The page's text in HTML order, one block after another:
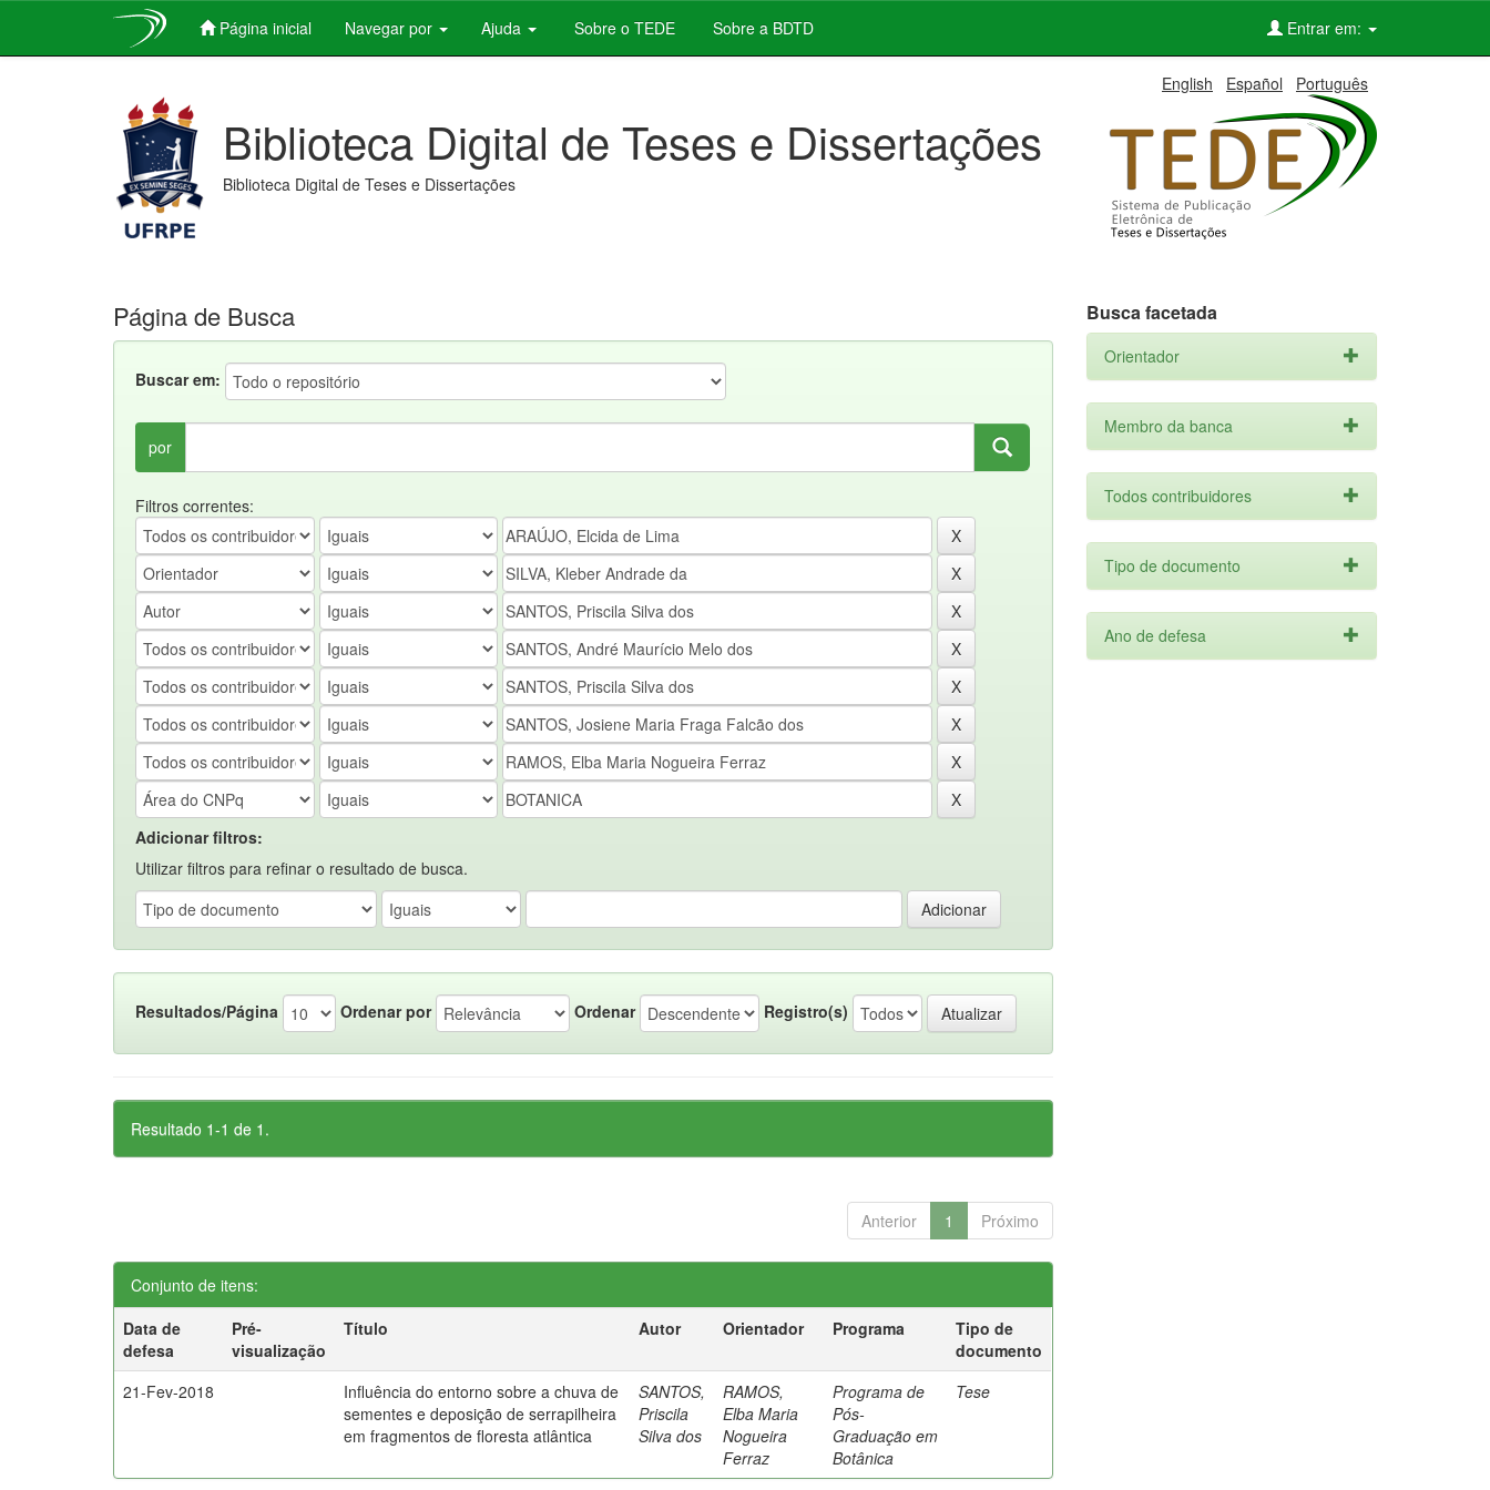
Página inicial Navegar por Ajuda Sobre o TEDE Sobre a BDTD Entrar em:
English Español Português
Biblioteca Digital de Teses e Dissertações
Biblioteca Digital de Teses e Dissertações
Página de Busca
Buscar em:
por
Filtros correntes:
Adicionar filtros:
Utilizar filtros para refinar o resultado de busca.
Resultados/Página Ordenar por Ordenar Registro(s)
Resultado 1-1 de 1.
Anterior 1 Próximo
Conjunto de itens:
Data de
defesa
Pré-
visualização
Título Autor Orientador Programa
Tipo de
documento
21-Fev-2018
Influência do entorno sobre a chuva de
sementes e deposição de serrapilheira
em fragmentos de floresta atlântica
SANTOS,
Priscila
Silva dos
RAMOS,
Elba Maria
Nogueira
Ferraz
Programa de
Pós-
Graduação em
Botânica
Tese
Busca facetada
Orientador
Membro da banca
Todos contribuidores
Tipo de documento
Ano de defesa